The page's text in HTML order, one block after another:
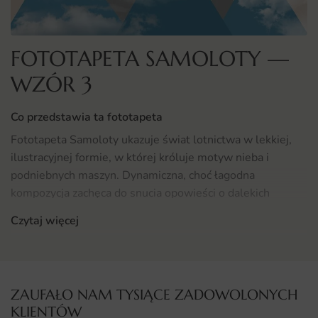
FOTOTAPETA SAMOLOTY —
WZÓR 3
Co przedstawia ta fototapeta
Fototapeta Samoloty ukazuje świat lotnictwa w lekkiej,
ilustracyjnej formie, w której króluje motyw nieba i
podniebnych maszyn. Dynamiczna, choć łagodna
kompozycja zachęca do snucia opowieści o dalekich
Gdzie sprawdzi się fototapeta Samoloty
Czytaj więcej
ZAUFAŁO NAM TYSIĄCE ZADOWOLONYCH
KLIENTÓW